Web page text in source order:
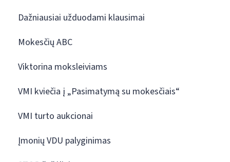
Dažniausiai užduodami klausimai
Mokesčių ABC
Viktorina moksleiviams
VMI kviečia į „Pasimatymą su mokesčiais“
VMI turto aukcionai
Įmonių VDU palyginimas